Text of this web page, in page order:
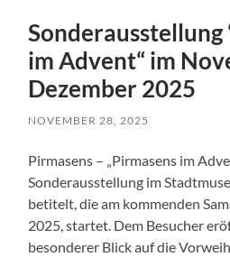
Sonderausstellung
im Advent“ im
Dezember 2025
NOVEMBER 28, 2025
Pirmasens – „Pirmasens im
Sonderausstellung im
betitelt, die am kommenden
2025, startet. Dem Besucher
besonderer Blick auf die